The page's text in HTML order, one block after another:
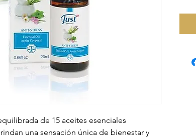
de 15 aceites esenciales
una sensación única de bienestar y